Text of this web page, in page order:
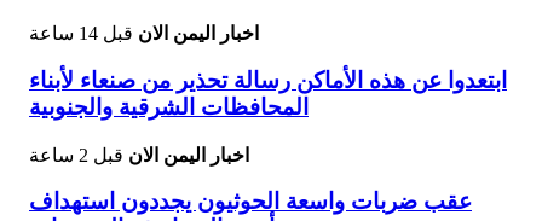
اخبار اليمن الان قبل 14 ساعة
ابتعدوا عن هذه الأماكن رسالة تحذير من صنعاء لأبناء
المحافظات الشرقية والجنوبية
اخبار اليمن الان قبل 2 ساعة
عقب ضربات واسعة الحوثيون يجددون استهداف